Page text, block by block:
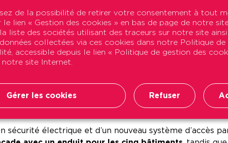
les logements :
des baignoires par des douches pour les T1/T2/
humides ;
et des logements pour
électrique et d’un nouveau système d’accès
de la possibilité de retirer votre consentement à tout
le lien « Gestion des cookies » en bas de page de notre
liste des sociétés utilisant des traceurs sur notre site
collectées via ces cookies dans notre Politique de
accessible depuis le lien « Politique de gestion des
site Internet.
Gérer les cookies Refuser